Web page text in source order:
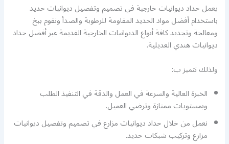
يعمل حداد ديوانيات خارجية في تصميم وتفصيل ديوانيات حديد
باستخدام أفضل مواد الحديد المقاومة للرطوبة والصدأ ونقوم ببخ
ومعالجة وتجديد كافة أنواع الديوانيات الخارجية القديمة عبر أفضل حداد
ديوانيات هندي العديلية.
ولذلك نتميز ب:
الخبرة العالية والسرعة في العمل والدقة في التنفيذ الطلب
وبمستويات ممتازة وترضي العميل.
نعمل من خلال حداد ديوانيات مزارع في تصميم وتفصيل ديوانيات
مزارع وتركيب شبكات حديد.